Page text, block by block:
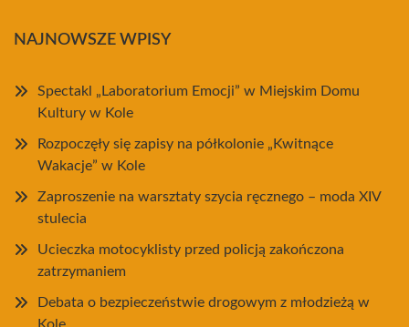
NAJNOWSZE WPISY
Spectakl „Laboratorium Emocji” w Miejskim Domu
Kultury w Kole
Rozpoczęły się zapisy na półkolonie „Kwitnące
Wakacje” w Kole
Zaproszenie na warsztaty szycia ręcznego – moda XIV
stulecia
Ucieczka motocyklisty przed policją zakończona
zatrzymaniem
Debata o bezpieczeństwie drogowym z młodzieżą w
Kole